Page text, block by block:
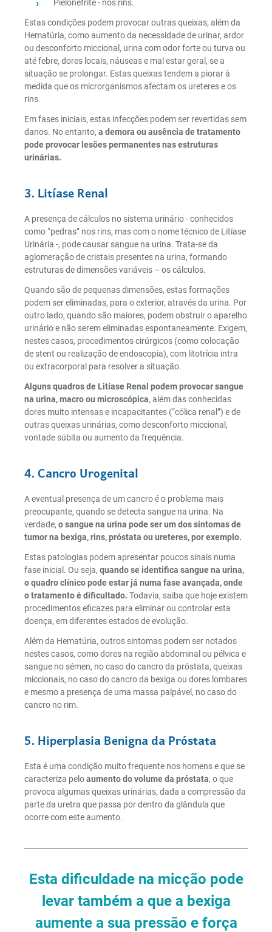
Pielonefrite - nos rins.
Estas condições podem provocar outras queixas, além da
Hematúria, como aumento da necessidade de urinar, ardor
ou desconforto miccional, urina com odor forte ou turva ou
até febre, dores locais, náuseas e mal estar geral, se a
situação se prolongar. Estas queixas tendem a piorar à
medida que os microrganismos afectam os ureteres e os
rins.
Em fases iniciais, estas infecções podem ser revertidas sem
danos. No entanto, a demora ou ausência de tratamento
pode provocar lesões permanentes nas estruturas
urinárias.
3. Litíase Renal
A presença de cálculos no sistema urinário - conhecidos
como “pedras” nos rins, mas com o nome técnico de Litíase
Urinária -, pode causar sangue na urina. Trata-se da
aglomeração de cristais presentes na urina, formando
estruturas de dimensões variáveis – os cálculos.
Quando são de pequenas dimensões, estas formações
podem ser eliminadas, para o exterior, através da urina. Por
outro lado, quando são maiores, podem obstruir o aparelho
urinário e não serem eliminadas espontaneamente. Exigem,
nestes casos, procedimentos cirúrgicos (como colocação
de stent ou realização de endoscopia), com litotrícia intra
ou extracorporal para resolver a situação.
Alguns quadros de Litíase Renal podem provocar sangue
na urina, macro ou microscópica, além das conhecidas
dores muito intensas e incapacitantes (“cólica renal”) e de
outras queixas urinárias, como desconforto miccional,
vontade súbita ou aumento da frequência.
4. Cancro Urogenital
A eventual presença de um cancro é o problema mais
preocupante, quando se detecta sangue na urina. Na
verdade, o sangue na urina pode ser um dos sintomas de
tumor na bexiga, rins, próstata ou ureteres, por exemplo.
Estas patologias podem apresentar poucos sinais numa
fase inicial. Ou seja, quando se identifica sangue na urina,
o quadro clínico pode estar já numa fase avançada, onde
o tratamento é dificultado. Todavia, saiba que hoje existem
procedimentos eficazes para eliminar ou controlar esta
doença, em diferentes estados de evolução.
Além da Hematúria, outros sintomas podem ser notados
nestes casos, como dores na região abdominal ou pélvica e
sangue no sémen, no caso do cancro da próstata, queixas
miccionais, no caso do cancro da bexiga ou dores lombares
e mesmo a presença de uma massa palpável, no caso do
cancro no rim.
5. Hiperplasia Benigna da Próstata
Esta é uma condição muito frequente nos homens e que se
caracteriza peloaumento do volume da próstata, o que
provoca algumas queixas urinárias, dada a compressão da
parte da uretra que passa por dentro da glândula que
ocorre com este aumento.
Esta dificuldade na micção pode
levar também a que a bexiga
aumente a sua pressão e força